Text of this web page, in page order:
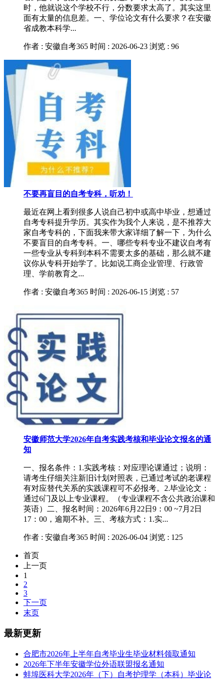
时，他就说这个学校不行，分数要求太高了。其实这里
面有太量的信息差。一、学位论文有什么要求？在安徽
省成教本科学...
作者 : 安徽自考365 时间 : 2026-06-23 浏览 : 96
不要再盲目的自考专科，听劝！
最近在网上看到很多人说自己初中或高中毕业，想通过
自考专科提升学历。其实作为我个人来说，是不推荐大
家自考专科的，下面我来带大家详细了解一下，为什么
不要盲目的自考专科。一、哪些专科专业不建议自考有
一些专业从专科到本科不需要太多的基础，那么就不建
议你从专科开始学了。比如说工商企业管理、行政管
理、学前教育之...
作者 : 安徽自考365 时间 : 2026-06-15 浏览 : 57
安徽师范大学2026年自考实践考核和毕业论文报名的通
知
一、报名条件：1.实践考核：对应理论课通过；说明：
请考生仔细关注新旧计划对照表，已通过考试的老课程
有对应替代关系的实践课程可不必报考。2.毕业论文：
通过6门及以上专业课程。（专业课程不含公共政治课和
英语）二、报名时间：2026年6月22日9：00 ~7月2日
17：00，逾期不补。三、考核方式：1.实...
作者 : 安徽自考365 时间 : 2026-06-04 浏览 : 125
首页
上一页
1
2
3
下一页
末页
最新更新
合肥市2026年上半年自考毕业生毕业材料领取通知
2026年下半年安徽学位外语联盟报名通知
蚌埠医科大学2026年（下）自考护理学（本科）毕业论